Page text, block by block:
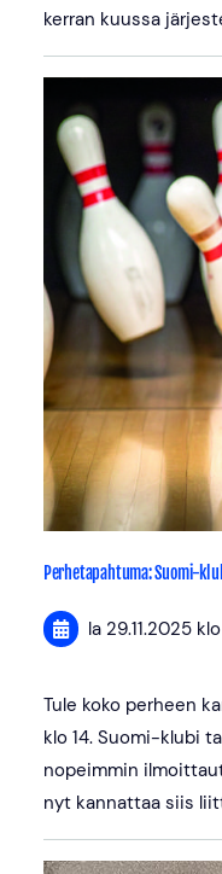
kerran kuussa
Perhetapahtuma: Suomi-
la 29.11.2025
Tule koko perheen
klo 14. Suomi-klubi
nopeimmin
nyt kannattaa siis